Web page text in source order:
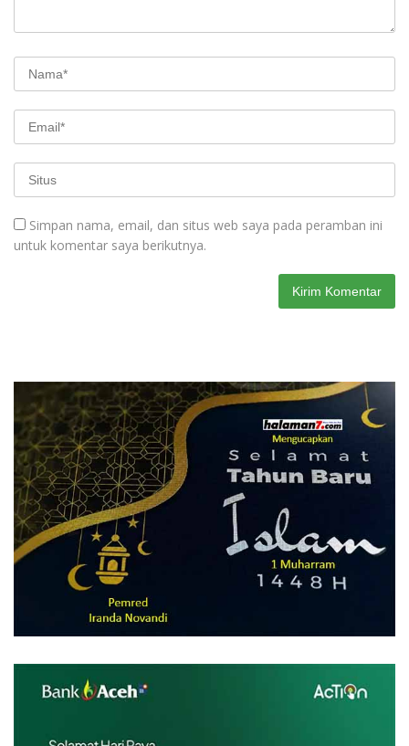
Simpan nama, email, dan situs web saya pada peramban ini
untuk komentar saya berikutnya.